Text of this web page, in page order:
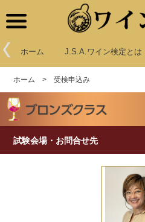
ホーム J.S.A.ワイン検定とは
ホーム >受検申込み
試験会場・お問合せ先